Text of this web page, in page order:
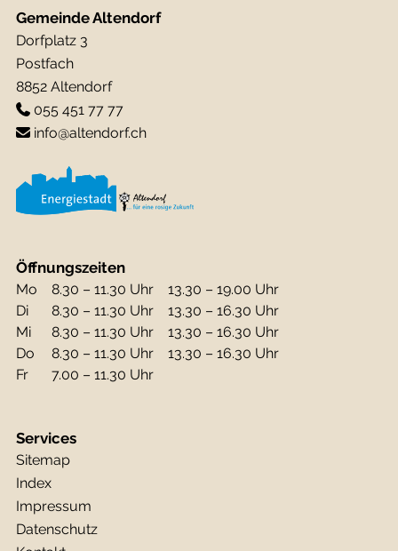
Gemeinde Altendorf
Dorfplatz 3
Postfach
8852 Altendorf
055 451 77 77
info@altendorf.ch
Öffnungszeiten
Mo 8.30 – 11.30 Uhr
13.30 – 19.00 Uhr
Di
8.30 – 11.30 Uhr
13.30 – 16.30 Uhr
Mi
8.30 – 11.30 Uhr
13.30 – 16.30 Uhr
Do
8.30 – 11.30 Uhr
13.30 – 16.30 Uhr
Fr
7.00 – 11.30 Uhr
Services
Sitemap
Index
Impressum
Datenschutz